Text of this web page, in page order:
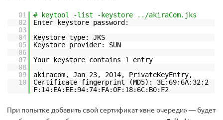
01
# keytool -list -keystore ../akiraCom.jks
02
Enter keystore password:
03
04
Keystore type: JKS
05
Keystore provider: SUN
06
07
Your keystore contains 1 entry
08
09
akiracom, Jan 23, 2014, PrivateKeyEntry,
10
Certificate fingerprint (MD5): 3E:69:6A:32:2
F:14:EA:EE:94:74:FA:0F:18:6C:B0:F2
При попытке добавить свой сертификат «вне очереди» — будет